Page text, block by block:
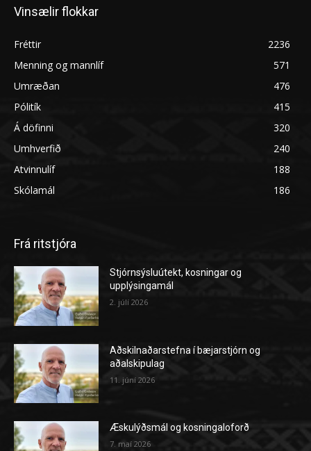
Vinsælir flokkar
Fréttir
2236
Menning og mannlíf
571
Umræðan
476
Pólitík
415
Á döfinni
320
Umhverfið
240
Atvinnulíf
188
Skólamál
186
Frá ritstjóra
Stjórnsýsluútekt, kosningar og
upplýsingamál
2. júlí 2026
Aðskilnaðarstefna í bæjarstjórn og
aðalskipulag
11. júní 2026
Æskulýðsmál og kosningaloforð
7. maí 2026